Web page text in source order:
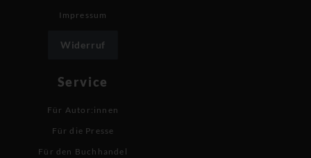
Impressum
Widerruf
Service
Für Autor:innen
Für die Presse
Für den Buchhandel